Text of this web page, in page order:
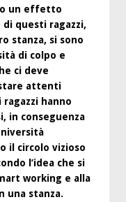
un effetto
di questi ragazzi,
stanza, si sono
di colpo e
ci deve
attenti
hanno
in conseguenza
il circolo vizioso
l’idea che si
working e alla
una stanza.